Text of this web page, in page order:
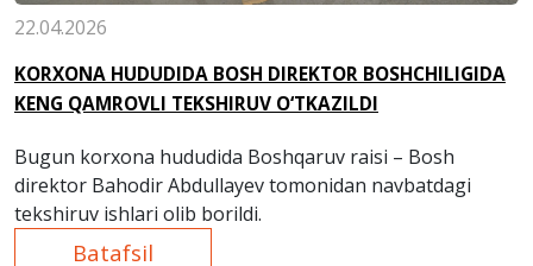
22.04.2026
KORXONA HUDUDIDA BOSH DIREKTOR BOSHCHILIGIDA
KENG QAMROVLI TEKSHIRUV O‘TKAZILDI
Bugun korxona hududida Boshqaruv raisi – Bosh
direktor Bahodir Abdullayev tomonidan navbatdagi
tekshiruv ishlari olib borildi.
Batafsil